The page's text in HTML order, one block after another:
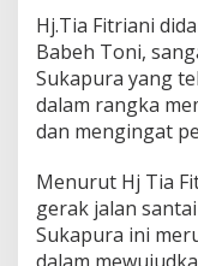
t
a
i
D
i
S
u
a
p
u
r
Hj.Tia Fitriani
Babeh Toni,
Sukapura yang
dalam rangka
dan mengingat
Menurut Hj Tia
gerak jalan
Sukapura ini